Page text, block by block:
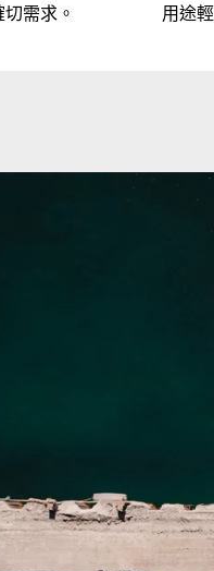
需求。
用途